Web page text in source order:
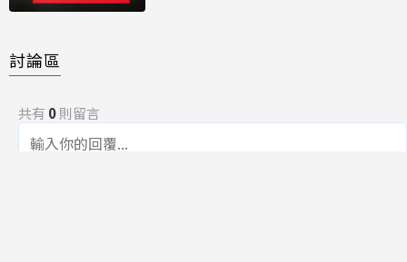
討論區
共有 0則留言